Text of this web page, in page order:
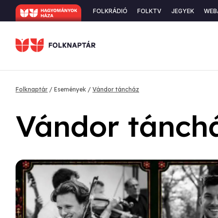
Ugrás
a
Secondary
FOLKRÁDIÓ FOLKTV JEGYEK
Morzsa
Folknaptár Események Vándor táncház
Vándor